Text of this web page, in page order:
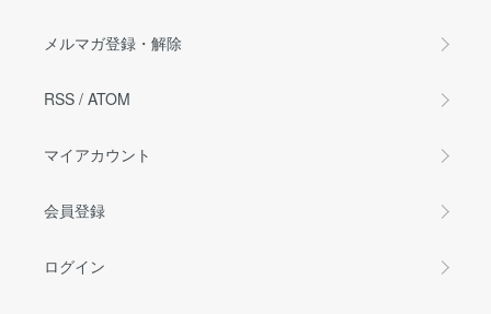
メルマガ登録・解除
RSS / ATOM
マイアカウント
会員登録
ログイン